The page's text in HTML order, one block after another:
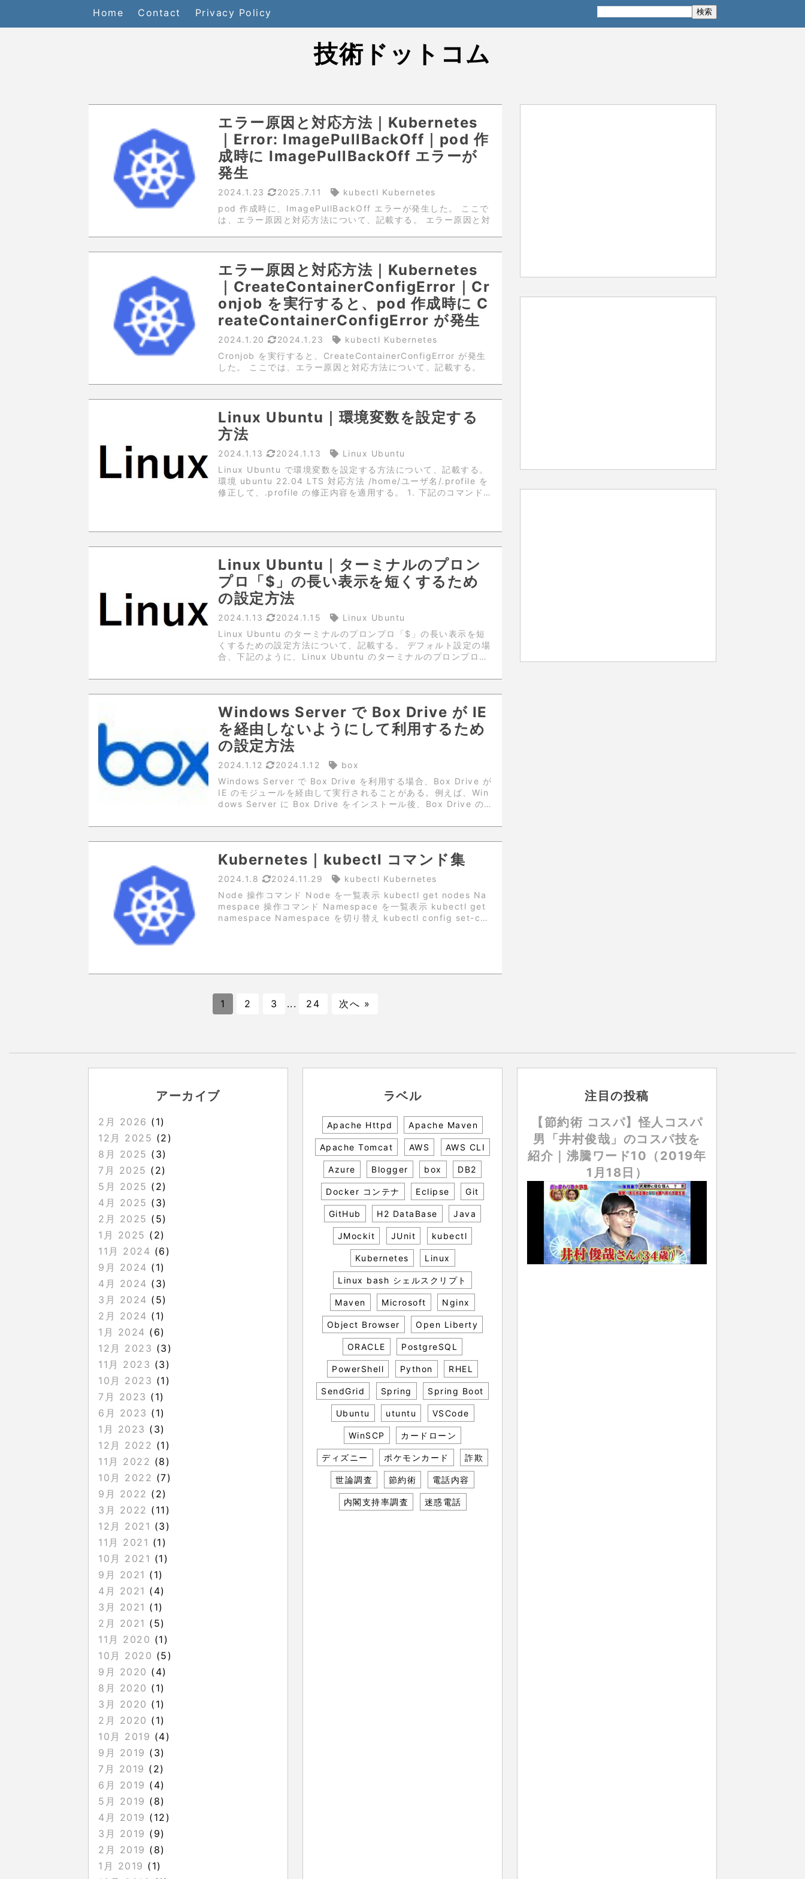
Home Contact Privacy Policy
技術ドットコム
エラー原因と対応方法｜Kubernetes
｜Error: ImagePullBackOff｜pod 作
成時に ImagePullBackOff エラーが
発生
2024.1.23 2025.7.11
kubectl Kubernetes
pod 作成時に、ImagePullBackOff エラーが発生した。 ここで
は、エラー原因と対応方法について、記載する。 エラー原因と対
エラー原因と対応方法｜Kubernetes
｜CreateContainerConfigError｜Cr
onjob を実行すると、pod 作成時に C
reateContainerConfigError が発生
2024.1.20 2024.1.23
kubectl Kubernetes
Cronjob を実行すると、CreateContainerConfigError が発生
した。 ここでは、エラー原因と対応方法について、記載する。
Linux Ubuntu｜環境変数を設定する
方法
2024.1.13 2024.1.13
Linux Ubuntu
Linux Ubuntu で環境変数を設定する方法について、記載する。
環境 ubuntu 22.04 LTS 対応方法 /home/ユーザ名/.profile を
修正して、.profile の修正内容を適用する。 1. 下記のコマンド
Linux Ubuntu｜ターミナルのプロン
プロ「$」の長い表示を短くするため
の設定方法
2024.1.13 2024.1.15
Linux Ubuntu
Linux Ubuntu のターミナルのプロンプロ「$」の長い表示を短
くするための設定方法について、記載する。 デフォルト設定の場
合、下記のように、Linux Ubuntu のターミナルのプロンプロ
め、見栄えが悪い、コ...
Windows Server で Box Drive が IE
を経由しないようにして利用するため
の設定方法
2024.1.12 2024.1.12
box
Windows Server で Box Drive を利用する場合、Box Drive が
IE のモジュールを経由して実行されることがある。例えば、Win
dows Server に Box Drive をインストール後、Box Drive の
Kubernetes｜kubectl コマンド集
2024.1.8 2024.11.29
kubectl Kubernetes
Node 操作コマンド Node を一覧表示 kubectl get nodes Na
mespace 操作コマンド Namespace を一覧表示 kubectl get
namespace Namespace を切り替え kubectl config set-con
1 2 3 ... 24 次へ »
アーカイブ
2月 2026 (1)
12月 2025 (2)
8月 2025 (3)
7月 2025 (2)
5月 2025 (2)
4月 2025 (3)
2月 2025 (5)
1月 2025 (2)
11月 2024 (6)
9月 2024 (1)
4月 2024 (3)
3月 2024 (5)
2月 2024 (1)
1月 2024 (6)
12月 2023 (3)
11月 2023 (3)
10月 2023 (1)
7月 2023 (1)
6月 2023 (1)
1月 2023 (3)
12月 2022 (1)
11月 2022 (8)
10月 2022 (7)
9月 2022 (2)
3月 2022 (11)
12月 2021 (3)
11月 2021 (1)
10月 2021 (1)
9月 2021 (1)
4月 2021 (4)
3月 2021 (1)
2月 2021 (5)
11月 2020 (1)
10月 2020 (5)
9月 2020 (4)
8月 2020 (1)
3月 2020 (1)
2月 2020 (1)
10月 2019 (4)
9月 2019 (3)
7月 2019 (2)
6月 2019 (4)
5月 2019 (8)
4月 2019 (12)
3月 2019 (9)
2月 2019 (8)
1月 2019 (1)
ラベル
Apache Httpd Apache Maven
Apache Tomcat AWS AWS CLI
Azure Blogger box DB2
Docker コンテナ Eclipse Git
GitHub H2 DataBase Java
JMockit JUnit kubectl
Kubernetes Linux
Linux bash シェルスクリプト
Maven Microsoft Nginx
Object Browser Open Liberty
ORACLE PostgreSQL
PowerShell Python RHEL
SendGrid Spring Spring Boot
Ubuntu utuntu VSCode
WinSCP カードローン
ディズニー ポケモンカード 詐欺
世論調査 節約術 電話内容
内閣支持率調査 迷惑電話
注目の投稿
【節約術 コスパ】怪人コスパ
男「井村俊哉」のコスパ技を
紹介｜沸騰ワード10（2019年
1月18日）